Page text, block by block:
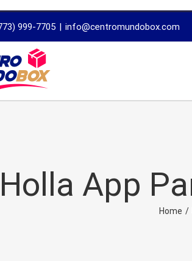
999-7705 | info@centromundobox.com
Holla App
Home /